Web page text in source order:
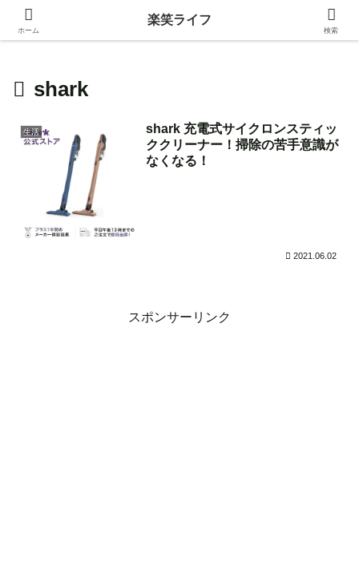
身近な生活の中にある価値ある情報を発信！
shark
生活
shark 充電式サイクロンスティッ
ククリーナー！掃除の苦手意識が
なくなる！
2021.06.02
スポンサーリンク
ホーム
楽笑ライフ
検索